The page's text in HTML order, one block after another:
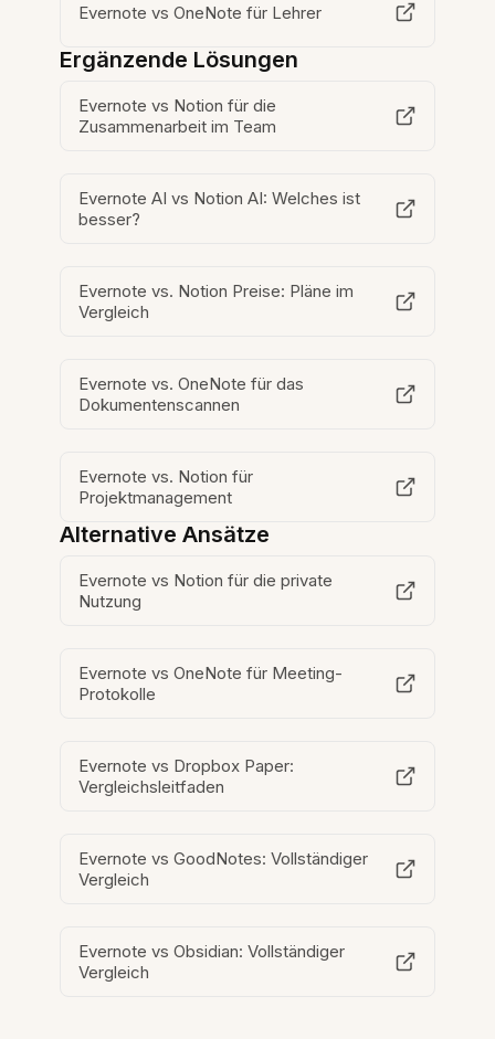
Evernote vs OneNote für Lehrer
Ergänzende Lösungen
Evernote vs Notion für die
Zusammenarbeit im Team
Evernote AI vs Notion AI: Welches ist
besser?
Evernote vs. Notion Preise: Pläne im
Vergleich
Evernote vs. OneNote für das
Dokumentenscannen
Evernote vs. Notion für
Projektmanagement
Alternative Ansätze
Evernote vs Notion für die private
Nutzung
Evernote vs OneNote für Meeting-
Protokolle
Evernote vs Dropbox Paper:
Vergleichsleitfaden
Evernote vs GoodNotes: Vollständiger
Vergleich
Evernote vs Obsidian: Vollständiger
Vergleich